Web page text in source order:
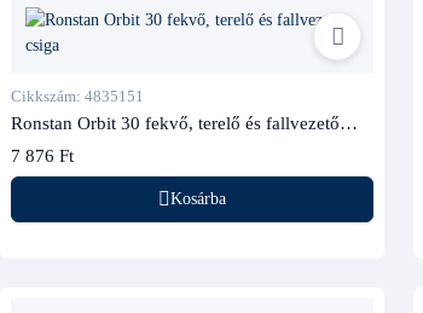
Cikkszám: 4835151
Ronstan Orbit 30 fekvő, terelő és fallvezető
7 876 Ft
Kosárba